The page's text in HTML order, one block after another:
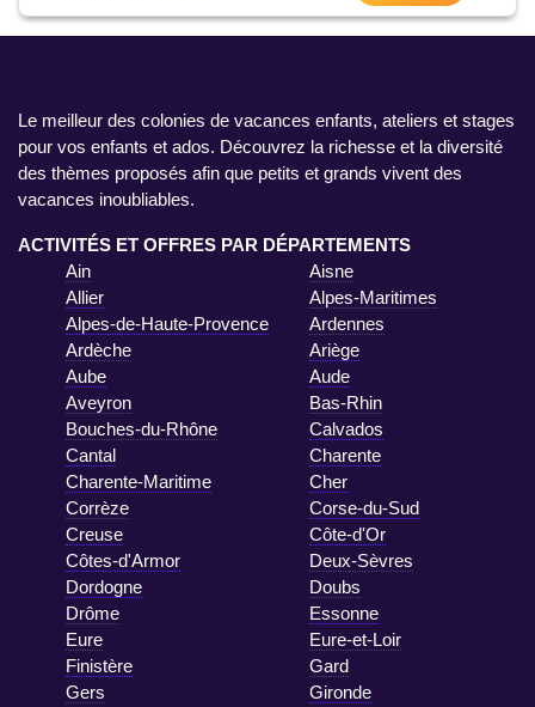
Le meilleur des colonies de vacances enfants, ateliers et stages
pour vos enfants et ados. Découvrez la richesse et la diversité
des thèmes proposés afin que petits et grands vivent des
vacances inoubliables.
ACTIVITÉS ET OFFRES PAR DÉPARTEMENTS
Ain
Aisne
Allier
Alpes-Maritimes
Alpes-de-Haute-Provence
Ardennes
Ardèche
Ariège
Aube
Aude
Aveyron
Bas-Rhin
Bouches-du-Rhône
Calvados
Cantal
Charente
Charente-Maritime
Cher
Corrèze
Corse-du-Sud
Creuse
Côte-d'Or
Côtes-d'Armor
Deux-Sèvres
Dordogne
Doubs
Drôme
Essonne
Eure
Eure-et-Loir
Finistère
Gard
Gers
Gironde